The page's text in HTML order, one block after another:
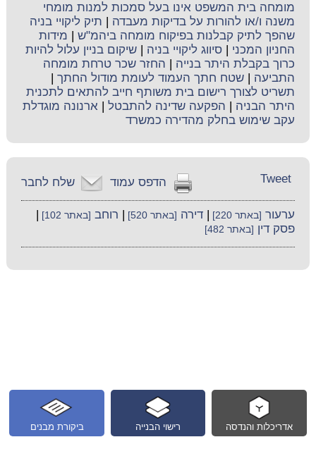
מומחה בית המשפט אינו בעל סמכות למנות מומחי
משנה ו/או להורות על בדיקות מעבדה
תיק ליקויי בניה
שהפך לתיק קבלנות בפיקוח מומחה ביהמ"ש
מידות
החניון המכני |סיווג ליקויי בניה |שיקום בניין עלול להיות
כרוך בקבלת היתר בנייה
החזר שכר טרחת מומחה
התביעה |שטח חתך העמוד לעומת מודול החתך
תשריט לצורך רישום בית משותף חייב להתאים לתכנית
היתר הבניה
הפקעה שדינה להתבטל |ארנונה מוגדלת
עקב שימוש בחלק מהדירה כמשרד
שלח לחבר הדפס עמוד Tweet
ערעור [באתר 220] |דירה [באתר 520] רוחב [באתר 102]
פסק דין [באתר 482]
ביקורת מבנים רישוי הבנייה אדריכלות והנדסה